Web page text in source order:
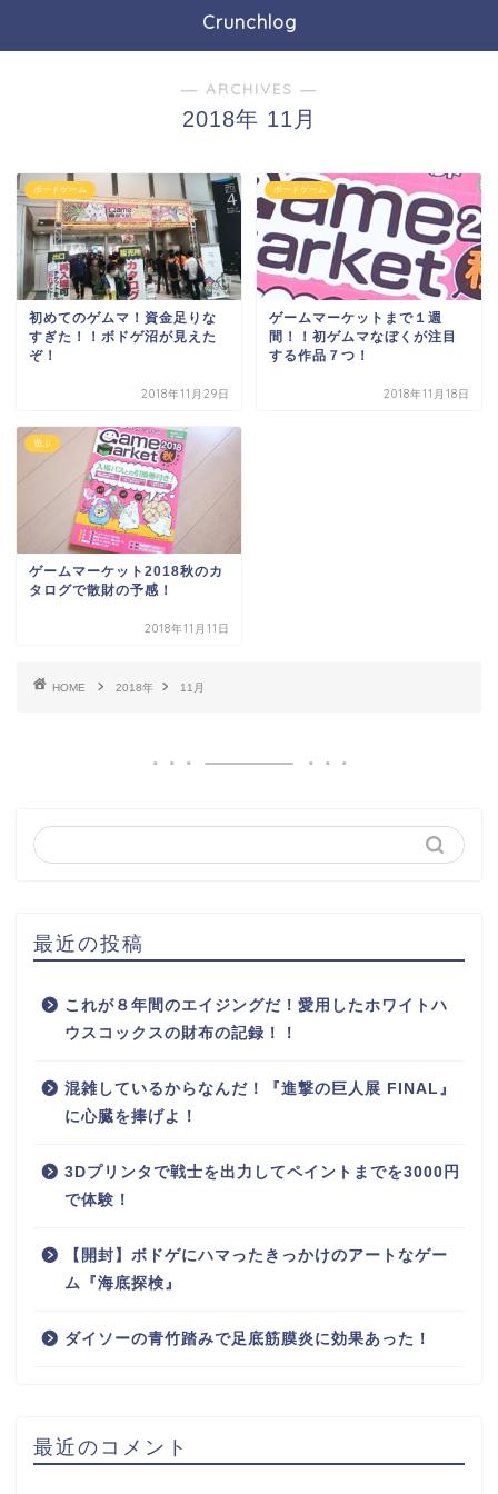
Crunchlog
― ARCHIVES ―
2018年 11月
ボードゲーム
初めてのゲムマ！資金足りな
すぎた！！ボドゲ沼が見えた
ぞ！
2018年11月29日
ボードゲーム
ゲームマーケットまで１週
間！！初ゲムマなぼくが注目
する作品７つ！
2018年11月18日
遊ぶ
ゲームマーケット2018秋のカ
タログで散財の予感！
2018年11月11日
HOME 2018年 11月
最近の投稿
これが８年間のエイジングだ！愛用したホワイトハ
ウスコックスの財布の記録！！
混雑しているからなんだ！『進撃の巨人展 FINAL』
に心臓を捧げよ！
3Dプリンタで戦士を出力してペイントまでを3000円
で体験！
【開封】ボドゲにハマったきっかけのアートなゲー
ム『海底探検』
ダイソーの青竹踏みで足底筋膜炎に効果あった！
最近のコメント